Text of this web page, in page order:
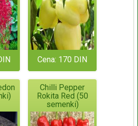
Cena: 170 DIN
Chilli Pepper
Rokita Red (50
semenki)